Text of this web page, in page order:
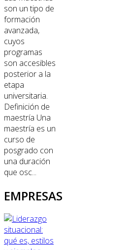
son un tipo de
formación
avanzada,
cuyos
programas
son accesibles
posterior a la
etapa
universitaria.
Definición de
maestría Una
maestría es un
curso de
posgrado con
una duración
que osc...
EMPRESAS